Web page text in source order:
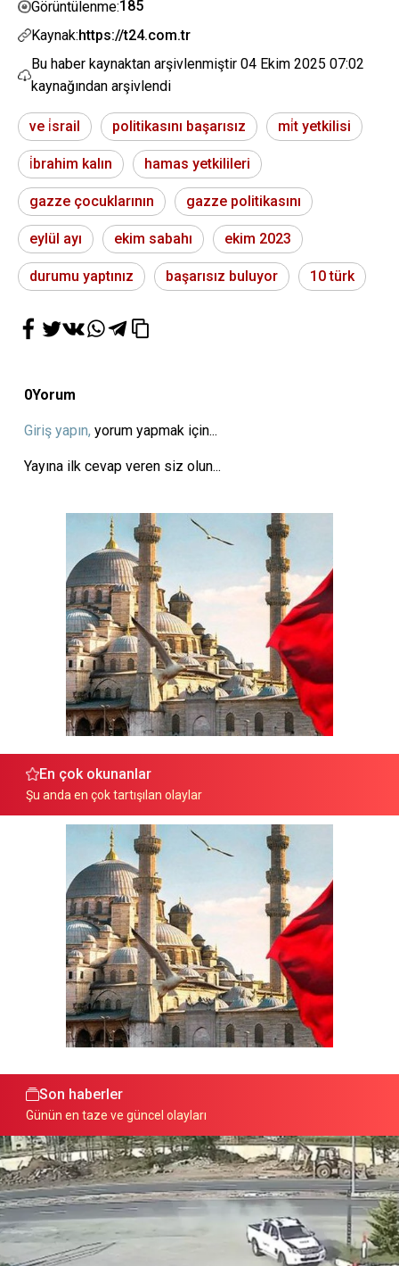
Görüntülenme:185
Kaynak:https://t24.com.tr
Bu haber kaynaktan arşivlenmiştir 04 Ekim 2025 07:02
kaynağından arşivlendi
ve i̇srail politikasını başarısız mi̇t yetkilisi
i̇brahim kalın hamas yetkilileri
gazze çocuklarının gazze politikasını
eylül ayı ekim sabahı ekim 2023
durumu yaptınız başarısız buluyor 10 türk
0Yorum
Giriş yapın, yorum yapmak için...
Yayına ilk cevap veren siz olun...
En çok okunanlar
Şu anda en çok tartışılan olaylar
Son haberler
Günün en taze ve güncel olayları